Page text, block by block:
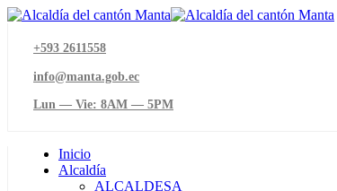
+593 2611558
info@manta.gob.ec
Lun — Vie: 8AM — 5PM
Inicio
Alcaldía
ALCALDESA